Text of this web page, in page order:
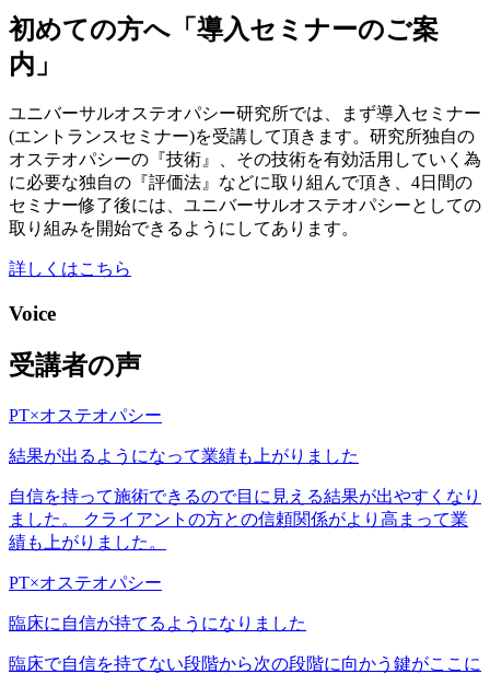
初めての方へ 「導入セミナーのご案
内」
ユニバーサルオステオパシー研究所では、まず導入セミナー
(エントランスセミナー)を受講して頂きます。 研究所独自の
オステオパシーの『技術』、その技術を有効活用していく為
に必要な独自の『評価法』などに取り組んで頂き、4日間の
セミナー修了後には、ユニバーサルオステオパシーとしての
取り組みを開始できるようにしてあります。
詳しくはこちら
Voice
受講者の声
PT×オステオパシー
結果が出るようになって業績も上がりました
自信を持って施術できるので目に見える結果が出やすくなり
ました。 クライアントの方との信頼関係がより高まって業
績も上がりました。
PT×オステオパシー
臨床に自信が持てるようになりました
臨床で自信を持てない段階から次の段階に向かう鍵がここに